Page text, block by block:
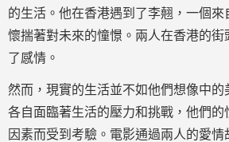
的生活。他在香港遇到了李翹，一個
懷揣著對未來的憧憬。兩人在香港的街
了感情。
然而，現實的生活並不如他們想像中的
各自面臨著生活的壓力和挑戰，他們的
因素而受到考驗。電影通過兩人的愛